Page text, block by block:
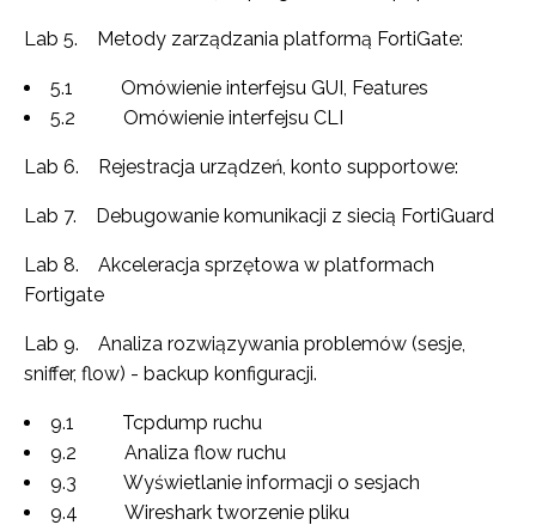
Lab 5. Metody zarządzania platformą FortiGate:
5.1 Omówienie interfejsu GUI, Features
5.2 Omówienie interfejsu CLI
Lab 6. Rejestracja urządzeń, konto supportowe:
Lab 7. Debugowanie komunikacji z siecią FortiGuard
Lab 8. Akceleracja sprzętowa w platformach
Fortigate
Lab 9. Analiza rozwiązywania problemów (sesje,
sniffer, flow) - backup konfiguracji.
9.1 Tcpdump ruchu
9.2 Analiza flow ruchu
9.3 Wyświetlanie informacji o sesjach
9.4 Wireshark tworzenie pliku